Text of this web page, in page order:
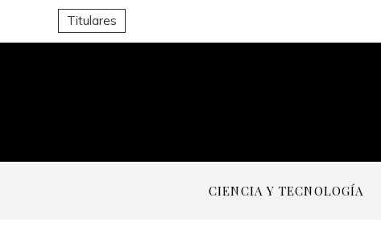
Titulares
CIENCIA Y TECNOLOGÍA